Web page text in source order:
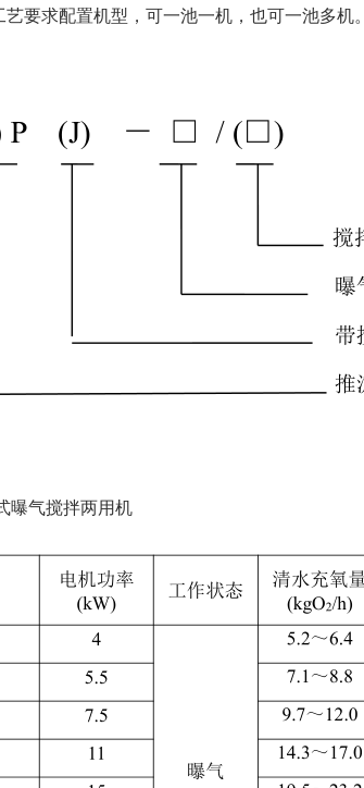
要求配置机型，可一池一机，也可一池多机。
曝气搅拌两用机